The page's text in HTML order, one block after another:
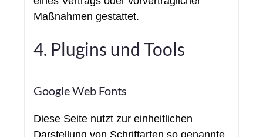
Maßnahmen gestattet.
4. Plugins und Tools
Google Web Fonts
Diese Seite nutzt zur einheitlichen
Darstellung von Schriftarten so genannte